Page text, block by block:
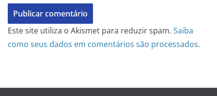
Este site utiliza o Akismet para reduzir spam. Saiba
como seus dados em comentários são processados.